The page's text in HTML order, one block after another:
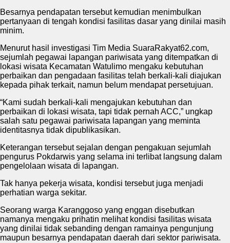
Besarnya pendapatan tersebut kemudian menimbulkan
pertanyaan di tengah kondisi fasilitas dasar yang dinilai masih
minim.
Menurut hasil investigasi Tim Media SuaraRakyat62.com,
sejumlah pegawai lapangan pariwisata yang ditempatkan di
lokasi wisata Kecamatan Watulimo mengaku kebutuhan
perbaikan dan pengadaan fasilitas telah berkali-kali diajukan
kepada pihak terkait, namun belum mendapat persetujuan.
“Kami sudah berkali-kali mengajukan kebutuhan dan
perbaikan di lokasi wisata, tapi tidak pernah ACC,” ungkap
salah satu pegawai pariwisata lapangan yang meminta
identitasnya tidak dipublikasikan.
Keterangan tersebut sejalan dengan pengakuan sejumlah
pengurus Pokdarwis yang selama ini terlibat langsung dalam
pengelolaan wisata di lapangan.
Tak hanya pekerja wisata, kondisi tersebut juga menjadi
perhatian warga sekitar.
Seorang warga Karanggoso yang enggan disebutkan
namanya mengaku prihatin melihat kondisi fasilitas wisata
yang dinilai tidak sebanding dengan ramainya pengunjung
maupun besarnya pendapatan daerah dari sektor pariwisata.